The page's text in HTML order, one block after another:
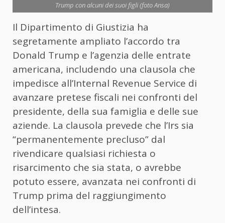
Trump con alcuni dei suoi figli (foto Ansa)
Il Dipartimento di Giustizia ha
segretamente ampliato l’accordo tra
Donald Trump e l’agenzia delle entrate
americana, includendo una clausola che
impedisce all’Internal Revenue Service di
avanzare pretese fiscali nei confronti del
presidente, della sua famiglia e delle sue
aziende. La clausola prevede che l’Irs sia
“permanentemente precluso” dal
rivendicare qualsiasi richiesta o
risarcimento che sia stata, o avrebbe
potuto essere, avanzata nei confronti di
Trump prima del raggiungimento
dell’intesa.